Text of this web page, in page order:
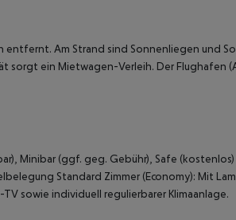
Am Strand sind Sonnenliegen und
ein Mietwagen-Verleih. Der Flughafen
Minibar (ggf. geg. Gebühr), Safe
Standard Zimmer (Economy): Mit
sowie individuell regulierbarer Klimaanlage.